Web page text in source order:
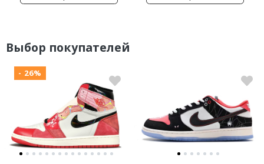
Выбор покупателей
- 26%